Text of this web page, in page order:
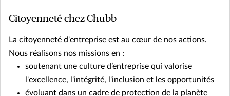
Citoyenneté chez Chubb
La citoyenneté d'entreprise est au cœur de nos actions.
Nous réalisons nos missions en :
soutenant une culture d’entreprise qui valorise
l'excellence, l'intégrité, l'inclusion et les opportunités
évoluant dans un cadre de protection de la planète